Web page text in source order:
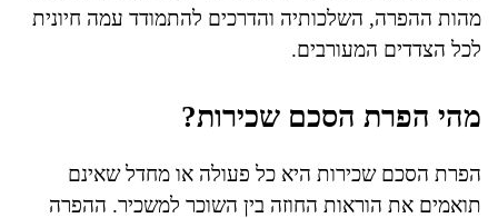
מהות ההפרה, השלכותיה והדרכים להתמודד עמה חיונית
לכל הצדדים המעורבים.
מהי הפרת הסכם שכירות?
הפרת הסכם שכירות היא כל פעולה או מחדל שאינם
תואמים את הוראות החוזה בין השוכר למשכיר. ההפרה